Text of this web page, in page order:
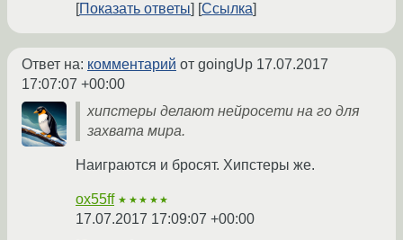
Показать ответы Ссылка
Ответ на: комментарий от goingUp 17.07.2017
17:07:07 +00:00
хипстеры делают нейросети на го для
захвата мира.
Наиграются и бросят. Хипстеры же.
ox55ff ★★★★★
17.07.2017 17:09:07 +00:00